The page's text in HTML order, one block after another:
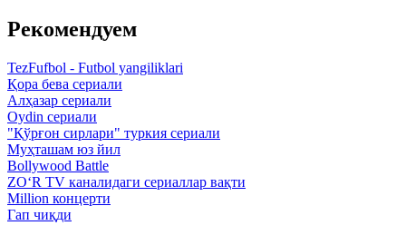
Рекомендуем
TezFufbol - Futbol yangiliklari
Қора бева сериали
Алҳазар сериали
Oydin сериали
"Қўрғон сирлари" туркия сериали
Муҳташам юз йил
Bollywood Battle
ZO‘R TV каналидаги сериаллар вақти
Million концерти
Гап чиқди